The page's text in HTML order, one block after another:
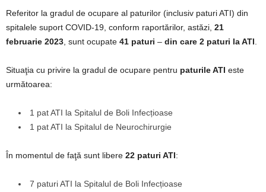
Referitor la gradul de ocupare al paturilor (inclusiv paturi ATI) din
spitalele suport COVID-19, conform raportărilor, astăzi, 21
februarie 2023 , sunt ocupate 41 paturi – din care 2 paturi la ATI
Situaţia cu privire la gradul de ocupare pentru paturile ATI este
următoarea:
1 pat ATI la Spitalul de Boli Infecțioase
1 pat ATI la Spitalul de Neurochirurgie
În momentul de faţă sunt libere 22 paturi ATI:
7 paturi ATI la Spitalul de Boli Infecțioase